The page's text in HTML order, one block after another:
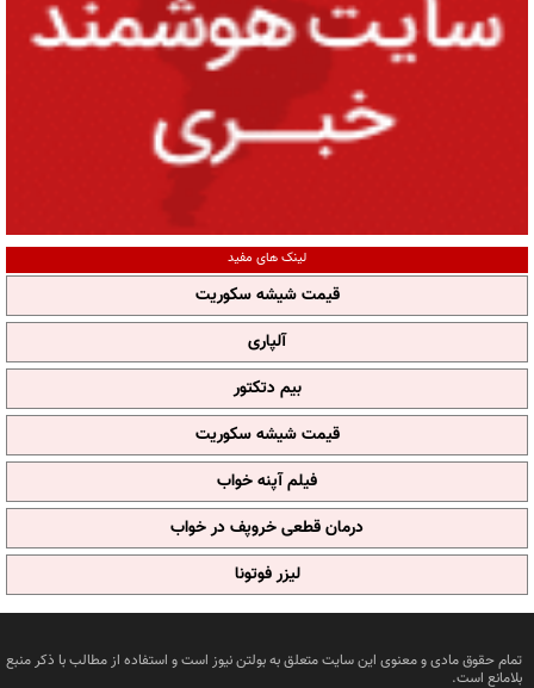
لینک های مفید
قیمت شیشه سکوریت
آلپاری
بیم دتکتور
قیمت شیشه سکوریت
فیلم آپنه خواب
درمان قطعی خروپف در خواب
لیزر فوتونا
تمام حقوق مادی و معنوی این سایت متعلق به بولتن نیوز است و استفاده از مطالب با ذکر منبع
بلامانع است.